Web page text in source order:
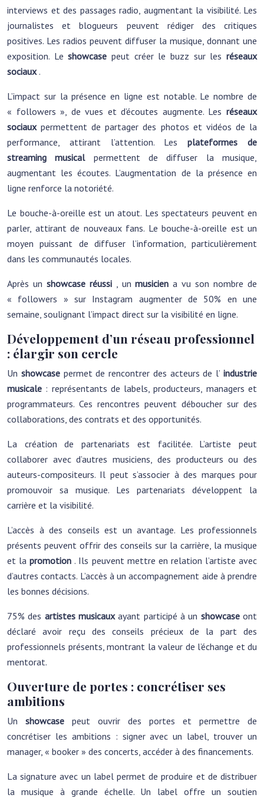
interviews et des passages radio, augmentant la visibilité. Les
journalistes et blogueurs peuvent rédiger des critiques
positives. Les radios peuvent diffuser la musique, donnant une
exposition. Leshowcasepeut créer le buzz sur lesréseaux
sociaux.
L’impact sur la présence en ligne est notable. Le nombre de
« followers », de vues et d’écoutes augmente. Les réseaux
sociauxpermettent de partager des photos et vidéos de la
performance, attirant l’attention. Lesplateformes de
streaming musical permettent de diffuser la musique,
augmentant les écoutes. L’augmentation de la présence en
ligne renforce la notoriété.
Le bouche-à-oreille est un atout. Les spectateurs peuvent en
parler, attirant de nouveaux fans. Le bouche-à-oreille est un
moyen puissant de diffuser l’information, particulièrement
dans les communautés locales.
Après un showcase réussi , unmusiciena vu son nombre de
« followers » sur Instagram augmenter de 50% en une
semaine, soulignant l’impact direct sur la visibilité en ligne.
Développement d’un réseau professionnel
: élargir son cercle
Un showcase permet de rencontrer des acteurs de l’industrie
musicale : représentants de labels, producteurs, managers et
programmateurs. Ces rencontres peuvent déboucher sur des
collaborations, des contrats et des opportunités.
La création de partenariats est facilitée. L’artiste peut
collaborer avec d’autres musiciens, des producteurs ou des
auteurs-compositeurs. Il peut s’associer à des marques pour
promouvoir sa musique. Les partenariats développent la
carrière et la visibilité.
L’accès à des conseils est un avantage. Les professionnels
présents peuvent offrir des conseils sur la carrière, la musique
et lapromotion. Ils peuvent mettre en relation l’artiste avec
d’autres contacts. L’accès à un accompagnement aide à prendre
les bonnes décisions.
75% des artistes musicauxayant participé à un showcaseont
déclaré avoir reçu des conseils précieux de la part des
professionnels présents, montrant la valeur de l’échange et du
mentorat.
Ouverture de portes : concrétiser ses
ambitions
Un showcase peut ouvrir des portes et permettre de
concrétiser les ambitions : signer avec un label, trouver un
manager, « booker » des concerts, accéder à des financements.
La signature avec un label permet de produire et de distribuer
la musique à grande échelle. Un label offre un soutien